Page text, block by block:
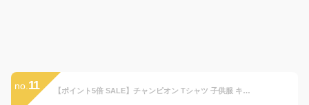
no. 11 【ポイント5倍 SALE】チャンピオン Tシャツ 子供服 キッズ【メール便 送料無料】Champion kids 吸水速乾 国内正規品 半袖 胸ロゴ 男の子 女の子 定番 シンプル ジュニア ブランド 通学 運動 夏 秋 春 旅行 スポーツ 可愛い 速乾 クラブ 男子 女子